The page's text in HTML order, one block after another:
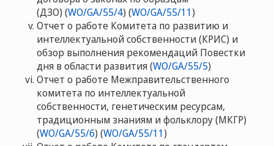
(ДЗО) (WO/GA/55/4) (WO/GA/55/11)
Отчет о работе Комитета по развитию и
интеллектуальной собственности (КРИС) и
обзор выполнения рекомендаций Повестки
дня в области развития (WO/GA/55/5)
Отчет о работе Межправительственного
комитета по интеллектуальной
собственности, генетическим ресурсам,
традиционным знаниям и фольклору (МКГР)
(WO/GA/55/6) (WO/GA/55/11)